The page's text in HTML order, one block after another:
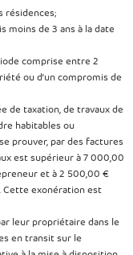
résidences;
de 3 ans à la date
comprise entre 2
ou d’un compromis de
de taxation, de travaux de
habitables ou
prouver, par des factures
est supérieur à 7 000,00
et à 2 500,00 €
Cette exonération est
leur propriétaire dans le
en transit sur le